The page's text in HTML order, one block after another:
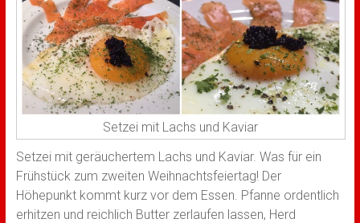
Setzei mit Lachs und Kaviar
Setzei mit geräuchertem Lachs und Kaviar. Was für ein
Frühstück zum zweiten Weihnachtsfeiertag! Der
Höhepunkt kommt kurz vor dem Essen. Pfanne ordentlich
erhitzen und reichlich Butter zerlaufen lassen, Herd